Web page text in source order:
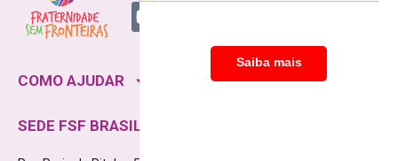
COMO AJUDAR
SEDE FSF BRASIL